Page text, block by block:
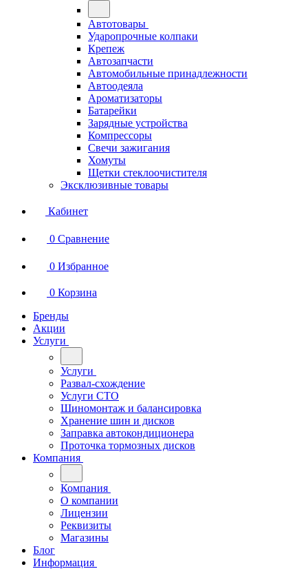
Автотовары
Ударопрочные колпаки
Крепеж
Автозапчасти
Автомобильные принадлежности
Автоодеяла
Ароматизаторы
Батарейки
Зарядные устройства
Компрессоры
Свечи зажигания
Хомуты
Щетки стеклоочистителя
Эксклюзивные товары
Кабинет
0 Сравнение
0 Избранное
0 Корзина
Бренды
Акции
Услуги
Услуги
Развал-схождение
Услуги СТО
Шиномонтаж и балансировка
Хранение шин и дисков
Заправка автокондиционера
Проточка тормозных дисков
Компания
Компания
О компании
Лицензии
Реквизиты
Магазины
Блог
Информация